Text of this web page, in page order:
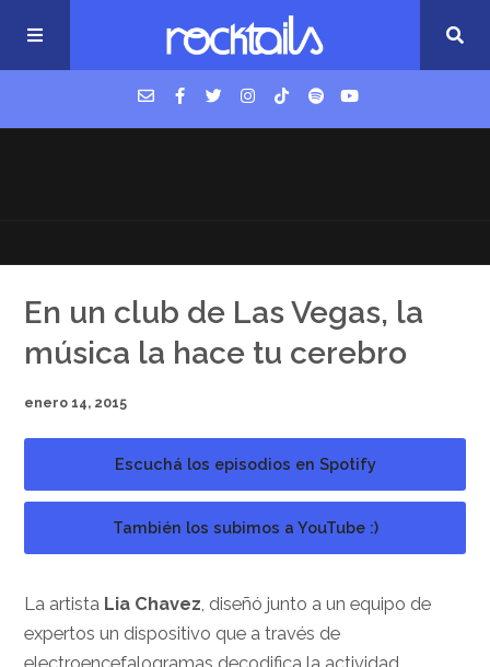
Música nueva
En un club de Las Vegas, la
música la hace tu cerebro
enero 14, 2015
Escuchá los episodios en Spotify
También los subimos a YouTube :)
La artista Lia Chavez, diseñó junto a un equipo de
expertos un dispositivo que a través de